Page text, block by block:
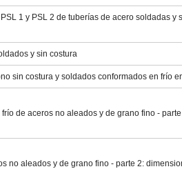
1 y PSL 2 de tuberías de acero soldadas
y sin costura
sin costura y soldados conformados en frío
de aceros no aleados y de grano fino -
no aleados y de grano fino - parte 2: